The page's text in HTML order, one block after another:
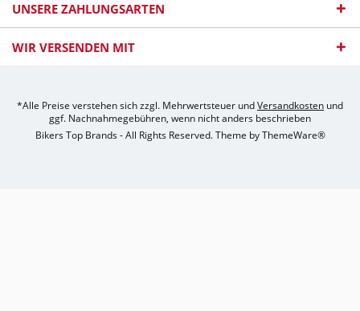
UNSERE ZAHLUNGSARTEN
WIR VERSENDEN MIT
*Alle Preise verstehen sich zzgl. Mehrwertsteuer undVersandkosten und
ggf. Nachnahmegebühren, wenn nicht anders beschrieben
Bikers Top Brands - All Rights Reserved. Theme byThemeWare®